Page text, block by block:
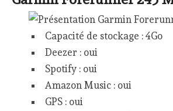
Capacité de stockage : 4Go
Deezer : oui
Spotify : oui
Amazon Music : oui
GPS : oui